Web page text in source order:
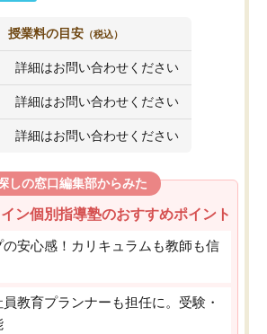
授業料の目安 （税込）
詳細はお問い合わせください
詳細はお問い合わせください
詳細はお問い合わせください
しの窓口編集部からみた
ン個別指導塾のおすすめポイント
の安心感！カリキュラムも教師も信
教育プランナーも担任に。受験・